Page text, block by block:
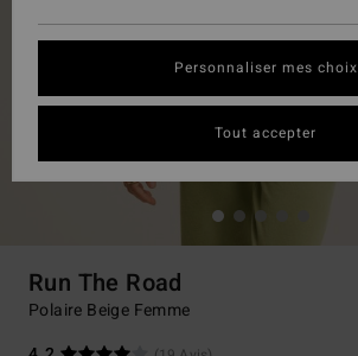
Run The Road
Polaire Beige Femme
Personnaliser mes choix
Tout accepter